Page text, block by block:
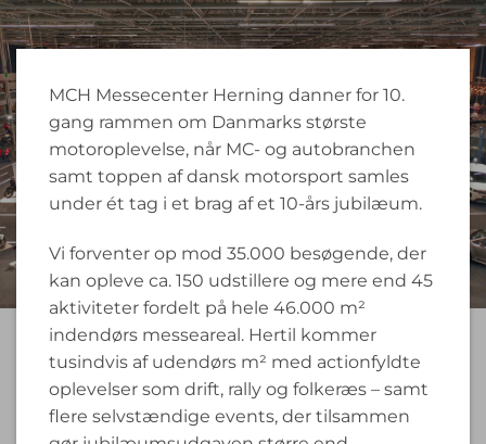
MCH Messecenter Herning danner for 10.
gang rammen om Danmarks største
motoroplevelse, når MC- og autobranchen
samt toppen af dansk motorsport samles
under ét tag i et brag af et 10-års jubilæum.
Vi forventer op mod 35.000 besøgende, der
kan opleve ca. 150 udstillere og mere end 45
aktiviteter fordelt på hele 46.000 m²
indendørs messeareal. Hertil kommer
tusindvis af udendørs m² med actionfyldte
oplevelser som drift, rally og folkeræs – samt
flere selvstændige events, der tilsammen